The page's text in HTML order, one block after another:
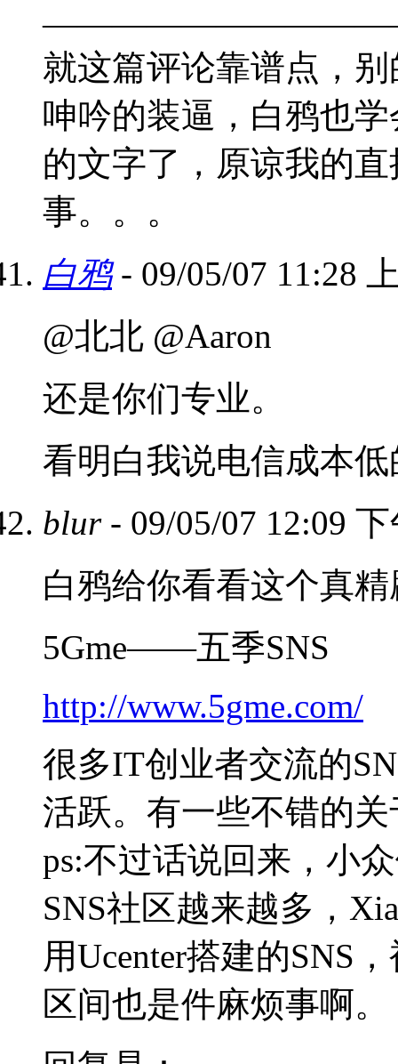
就这篇评论靠谱点，
呻吟的装逼，白鸦也
的文字了，原谅我的
事。。。
白鸦- 09/05/07 11:28
@北北 @Aaron
还是你们专业。
看明白我说电信成本
blur- 09/05/07 12:09
白鸦给你看看这个真
5Gme——五季SNS
http://www.5gme.com/
很多IT创业者交流的
活跃。有一些不错的
ps:不过话说回来，小
SNS社区越来越多，
用Ucenter搭建的SNS
区间也是件麻烦事啊。